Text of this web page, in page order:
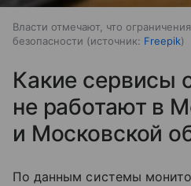
Власти отмечают, что
безопасности
источник: Freepik
Какие сервисы
не работают в
и Московской
По данным системы